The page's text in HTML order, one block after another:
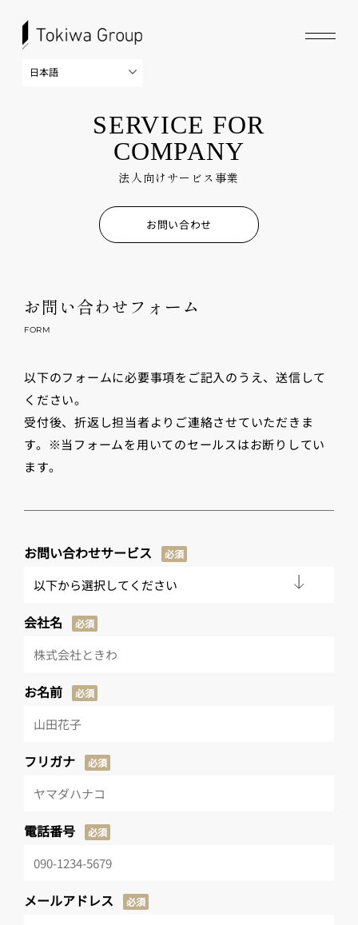
SERVICE FOR
COMPANY
法人向けサービス事業
お問い合わせ
お問い合わせフォーム
FORM
以下のフォームに必要事項をご記入のうえ、送信して
ください。
受付後、折返し担当者よりご連絡させていただきま
す。※当フォームを用いてのセールスはお断りしてい
ます。
お問い合わせサービス 必須
会社名 必須
お名前 必須
フリガナ 必須
電話番号 必須
メールアドレス 必須